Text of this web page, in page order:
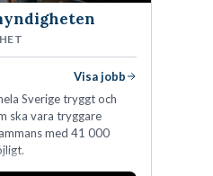
Visa jobb
Sverige tryggt och
ska vara tryggare
med 41 000